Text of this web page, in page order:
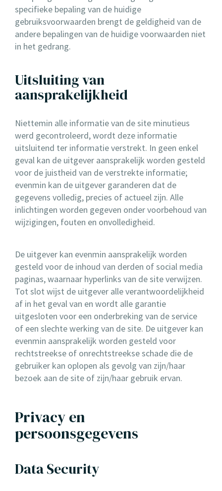
specifieke bepaling van de huidige
gebruiksvoorwaarden brengt de geldigheid van de
andere bepalingen van de huidige voorwaarden niet
in het gedrang.
Uitsluiting van
aansprakelijkheid
Niettemin alle informatie van de site minutieus
werd gecontroleerd, wordt deze informatie
uitsluitend ter informatie verstrekt. In geen enkel
geval kan de uitgever aansprakelijk worden gesteld
voor de juistheid van de verstrekte informatie;
evenmin kan de uitgever garanderen dat de
gegevens volledig, precies of actueel zijn. Alle
inlichtingen worden gegeven onder voorbehoud van
wijzigingen, fouten en onvolledigheid.
De uitgever kan evenmin aansprakelijk worden
gesteld voor de inhoud van derden of social media
paginas, waarnaar hyperlinks van de site verwijzen.
Tot slot wijst de uitgever alle verantwoordelijkheid
af in het geval van en wordt alle garantie
uitgesloten voor een onderbreking van de service
of een slechte werking van de site. De uitgever kan
evenmin aansprakelijk worden gesteld voor
rechtstreekse of onrechtstreekse schade die de
gebruiker kan oplopen als gevolg van zijn/haar
bezoek aan de site of zijn/haar gebruik ervan.
Privacy en
persoonsgegevens
Data Security